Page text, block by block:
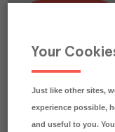
Your
Just like other sites,
experience possible,
and useful to you.